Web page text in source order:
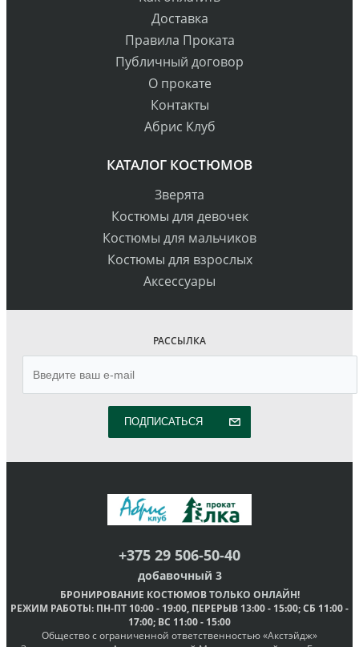
Доставка
Правила Проката
Публичный договор
О прокате
Контакты
Абрис Клуб
КАТАЛОГ КОСТЮМОВ
Зверята
Костюмы для девочек
Костюмы для мальчиков
Костюмы для взрослых
Аксессуары
РАССЫЛКА
ПОДПИСАТЬСЯ
+375 29 506-50-40
добавочный 3
БРОНИРОВАНИЕ КОСТЮМОВТОЛЬКО ОНЛАЙН!
РЕЖИМ РАБОТЫ: ПН-ПТ 10:00 - 19:00, ПЕРЕРЫВ 13:00 - 15:00; СБ 11:00 -
17:00; ВС 11:00 - 15:00
Общество с ограниченной ответственностью «Акстэйдж»